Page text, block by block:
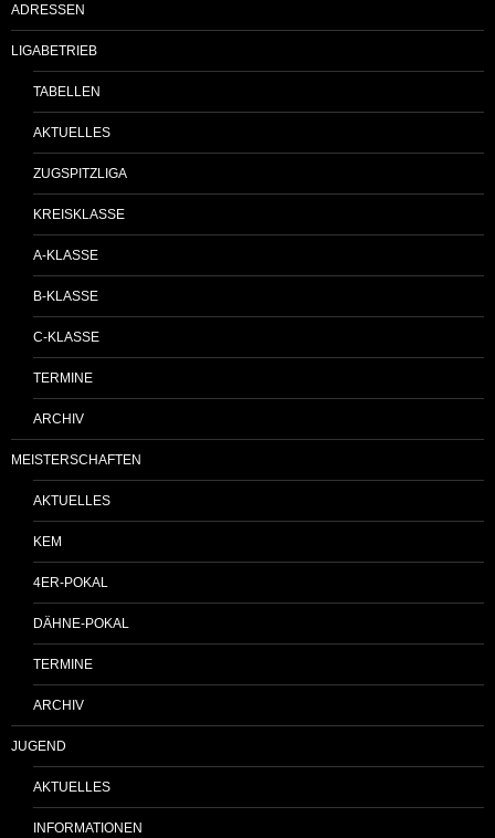
ADRESSEN
LIGABETRIEB
TABELLEN
AKTUELLES
ZUGSPITZLIGA
KREISKLASSE
A-KLASSE
B-KLASSE
C-KLASSE
TERMINE
ARCHIV
MEISTERSCHAFTEN
AKTUELLES
KEM
4ER-POKAL
DÄHNE-POKAL
TERMINE
ARCHIV
JUGEND
AKTUELLES
INFORMATIONEN